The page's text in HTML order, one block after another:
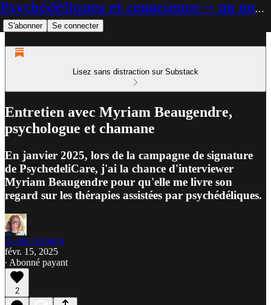
Psychédéliques et conscience — un nouveau paradigme du soin
S'abonner Se connecter
Lisez sans distraction sur Substack
Entretien avec Myriam Beaugendre,
psychologue et chamane
En janvier 2025, lors de la campagne de signature
de PsychedeliCare, j'ai la chance d'interviewer
Myriam Beaugendre pour qu'elle me livre son
regard sur les thérapies assistées par psychédéliques.
Alexis Arragon
févr. 15, 2025
∙ Abonné payant
2